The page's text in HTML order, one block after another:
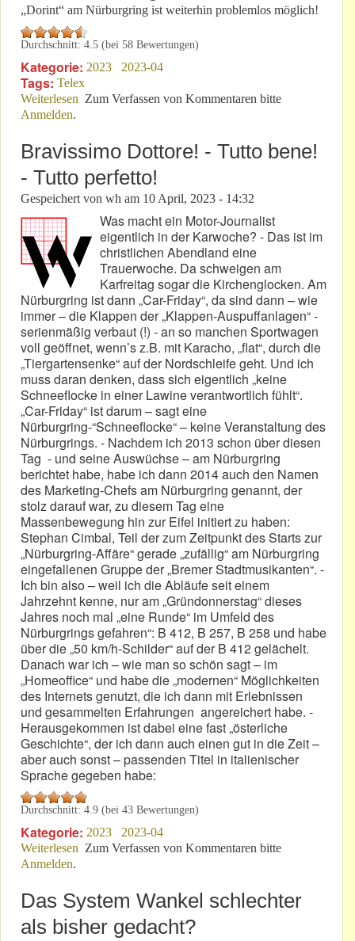
„Dorint“ am Nürburgring ist weiterhin problemlos möglich!
Durchschnitt: 4.5 (bei 58 Bewertungen)
Kategorie: 2023 2023-04
Tags: Telex
Weiterlesen über Neuer Sperrbezirk? - „Dorint“ Nürburg
Zum Verfassen von Kommentaren bitte
Anmelden.
Bravissimo Dottore! - Tutto bene!
- Tutto perfetto!
Gespeichert von wh am 10 April, 2023 - 14:32
Was macht ein Motor-Journalist
eigentlich in der Karwoche? - Das ist im
christlichen Abendland eine
Trauerwoche. Da schweigen am
Karfreitag sogar die Kirchenglocken. Am
Nürburgring ist dann „Car-Friday“, da sind dann – wie
immer – die Klappen der „Klappen-Auspuffanlagen“ -
serienmäßig verbaut (!) - an so manchen Sportwagen
voll geöffnet, wenn’s z.B. mit Karacho, „flat“, durch die
„Tiergartensenke“ auf der Nordschleife geht. Und ich
muss daran denken, dass sich eigentlich „keine
Schneeflocke in einer Lawine verantwortlich fühlt“.
„Car-Friday“ ist darum – sagt eine
Nürburgring-“Schneeflocke“ – keine Veranstaltung des
Nürburgrings. - Nachdem ich 2013 schon über diesen
Tag - und seine Auswüchse – am Nürburgring
berichtet habe, habe ich dann 2014 auch den Namen
des Marketing-Chefs am Nürburgring genannt, der
stolz darauf war, zu diesem Tag eine
Massenbewegung hin zur Eifel initiert zu haben:
Stephan Cimbal, Teil der zum Zeitpunkt des Starts zur
„Nürburgring-Affäre“ gerade „zufällig“ am Nürburgring
eingefallenen Gruppe der „Bremer Stadtmusikanten“. -
Ich bin also – weil ich die Abläufe seit einem
Jahrzehnt kenne, nur am „Gründonnerstag“ dieses
Jahres noch mal „eine Runde“ im Umfeld des
Nürburgrings gefahren“: B 412, B 257, B 258 und habe
über die „50 km/h-Schilder“ auf der B 412 gelächelt.
Danach war ich – wie man so schön sagt – im
„Homeoffice“ und habe die „modernen“ Möglichkeiten
des Internets genutzt, die ich dann mit Erlebnissen
und gesammelten Erfahrungen angereichert habe. -
Herausgekommen ist dabei eine fast „österliche
Geschichte“, der ich dann auch einen gut in die Zeit –
aber auch sonst – passenden Titel in italienischer
Sprache gegeben habe:
Durchschnitt: 4.9 (bei 43 Bewertungen)
Kategorie: 2023
2023-04
Weiterlesen über Bravissimo Dottore! - Tutto bene! - Tutto perfetto!
Zum Verfassen von Kommentaren bitte
Anmelden.
Das System Wankel schlechter
als bisher gedacht?